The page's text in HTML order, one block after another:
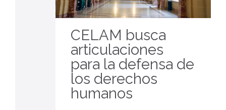
CELAM busca
articulaciones
para la defensa de
los derechos
humanos